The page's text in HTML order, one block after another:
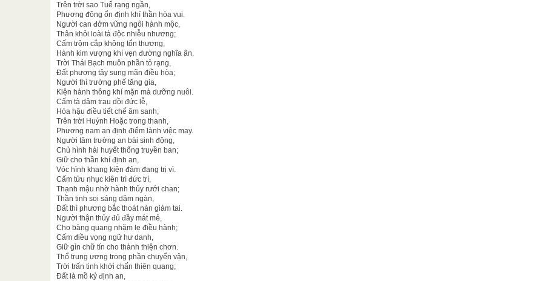
Trên trời sao Tuế rạng ngần,
Phương đông ổn định khí thần hòa vui.
Người can đởm vững ngôi hành mộc,
Thân khỏi loài tà độc nhiễu nhương;
Cấm trộm cắp không tổn thương,
Hành kim vượng khí vẹn đường nghĩa ân.
Trời Thái Bạch muôn phần tỏ rạng,
Đất phương tây sung mãn điều hòa;
Người thì trường phế tăng gia,
Kiện hành thông khí mặn mà dưỡng nuôi.
Cấm tà dâm trau dồi đức lễ,
Hỏa hậu điều tiết chế âm sanh;
Trên trời Huýnh Hoặc trong thanh,
Phương nam an định điểm lành việc may.
Người tâm trường an bài sinh động,
Chủ hình hài huyết thống truyền ban;
Giữ cho thần khí định an,
Vóc hình khang kiện đảm đang trị vì.
Cấm tửu nhục kiên trì đức trí,
Thạnh mậu nhờ hành thủy rưới chan;
Thần tinh soi sáng dặm ngàn,
Đất thì phương bắc thoát nàn giảm tai.
Người thận thủy đủ đầy mát mẻ,
Cho bàng quang nhặm lẹ điều hành;
Cấm điều vọng ngữ hư danh,
Giữ gìn chữ tín cho thành thiện chơn.
Thổ trung ương trong phần chuyển vận,
Trời trấn tinh khởi chấn thiên quang;
Đất là mồ kỷ định an,